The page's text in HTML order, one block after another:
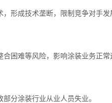
形成技术垄断，限制竞争对手
困难等风险，影响涂装业务正
分涂装行业从业人员失业。